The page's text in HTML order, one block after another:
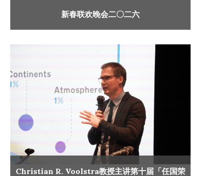
新春联欢晚会二〇二六
Christian R. Voolstra教授主讲第十届「任国荣